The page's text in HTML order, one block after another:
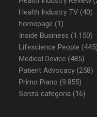
Health Industry TV (40)
homepage (1)
Inside Business (1.150)
Lifescience People (445)
Medical Device (485)
Patient Advocacy (258)
Primo Piano (9.855)
Senza categoria (16)
_ga_Z2VT792F98
tracking-sites-
ironfish-tracking-
enable